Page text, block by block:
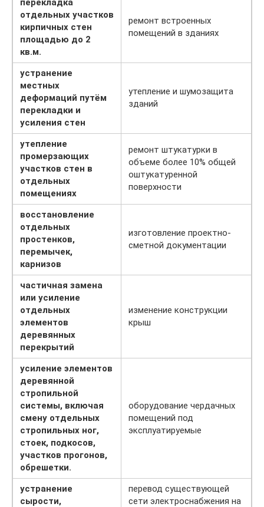
перекладка
отдельных участков
кирпичных стен
площадью до 2
кв.м.
ремонт встроенных
помещений в зданиях
устранение
местных
деформаций путём
перекладки и
усиления стен
утепление и шумозащита
зданий
утепление
промерзающих
участков стен в
отдельных
помещениях
ремонт штукатурки в
объеме более 10% общей
оштукатуренной
поверхности
восстановление
отдельных
простенков,
перемычек,
карнизов
изготовление проектно-
сметной документации
частичная замена
или усиление
отдельных
элементов
деревянных
перекрытий
изменение конструкции
крыш
усиление элементов
деревянной
стропильной
системы, включая
смену отдельных
стропильных ног,
стоек, подкосов,
участков прогонов,
обрешетки.
оборудование чердачных
помещений под
эксплуатируемые
устранение
сырости,
перевод существующей
сети электроснабжения на